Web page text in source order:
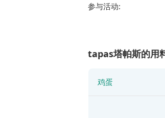
参与活动:
tapas塔帕斯的用
鸡蛋